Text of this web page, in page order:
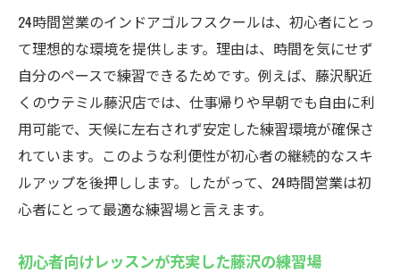
24時間営業のインドアゴルフスクールは、初心者にとっ
て理想的な環境を提供します。理由は、時間を気にせず
自分のペースで練習できるためです。例えば、藤沢駅近
くのウテミル藤沢店では、仕事帰りや早朝でも自由に利
用可能で、天候に左右されず安定した練習環境が確保さ
れています。このような利便性が初心者の継続的なスキ
ルアップを後押しします。したがって、24時間営業は初
心者にとって最適な練習場と言えます。
初心者向けレッスンが充実した藤沢の練習場